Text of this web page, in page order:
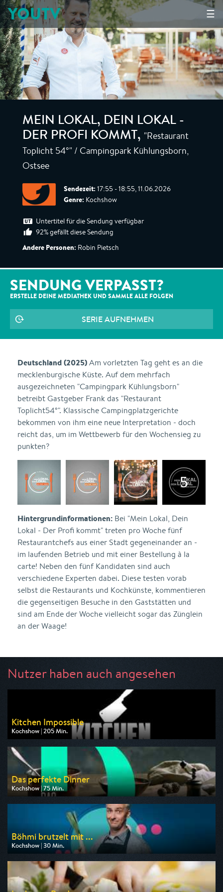
☰
YOUTV
MEIN LOKAL, DEIN LOKAL -
DER PROFI KOMMT, "Restaurant
Toplicht 54°" / Campingpark Kühlungsborn,
Ostsee
Sendezeit: 17:55 - 18:55, 11.06.2026
Genre: Kochshow
Untertitel für die Sendung verfügbar
92% gefällt diese Sendung
Andere Personen: Robin Pietsch
SENDUNG VERPASST?
ERSTELLE DEINE MEDIATHEK UND SAMMLE ALLE FOLGEN
SERIE AUFNEHMEN
Deutschland (2025)Am vorletzten Tag geht es an die
mecklenburgische Küste. Auf dem mehrfach
ausgezeichneten "Campingpark Kühlungsborn"
betreibt Gastgeber Frank das "Restaurant
Toplicht54°". Klassische Campingplatzgerichte
bekommen von ihm eine neue Interpretation - doch
reicht das, um im Wettbewerb für den Wochensieg zu
punkten?
Hintergrundinformationen: Bei "Mein Lokal, Dein
Lokal - Der Profi kommt" treten pro Woche fünf
Restaurantchefs aus einer Stadt gegeneinander an -
im laufenden Betrieb und mit einer Bestellung à la
carte! Neben den fünf Kandidaten sind auch
verschiedene Experten dabei. Diese testen vorab
selbst die Restaurants und Kochkünste, kommentieren
die gegenseitigen Besuche in den Gaststätten und
sind am Ende der Woche vielleicht sogar das Zünglein
an der Waage!
Nutzer haben auch angesehen
Kitchen Impossible
Kochshow | 205 Min.
Ausgestrahlt von VOX
am 09.08.2026, 20:15
Das perfekte Dinner
Kochshow | 75 Min.
Ausgestrahlt von VOX
am 07.08.2026, 19:00
Böhmi brutzelt mit ...
Kochshow | 30 Min.
Ausgestrahlt von ZDF neo
am 08.08.2026, 19:45